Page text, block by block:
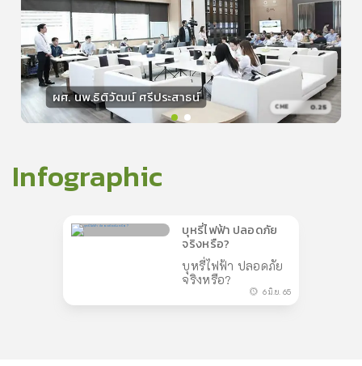
CME 0.25
ผศ. นพ.ธิติวัฒน์ ศรีประสาธน์
Infographic
บุหรี่ไฟฟ้า ปลอดภัย
จริงหรือ?
บุหรี่ไฟฟ้า ปลอดภัย
จริงหรือ?
6 มิ.ย. 65